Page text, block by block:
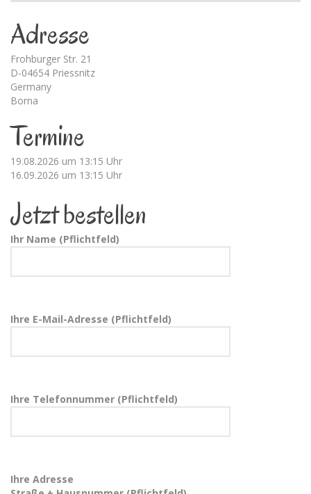
Adresse
Frohburger Str. 21
D-04654 Priessnitz
Germany
Borna
Termine
19.08.2026 um 13:15 Uhr
16.09.2026 um 13:15 Uhr
Jetzt bestellen
Ihr Name (Pflichtfeld)
Ihre E-Mail-Adresse (Pflichtfeld)
Ihre Telefonnummer (Pflichtfeld)
Ihre Adresse